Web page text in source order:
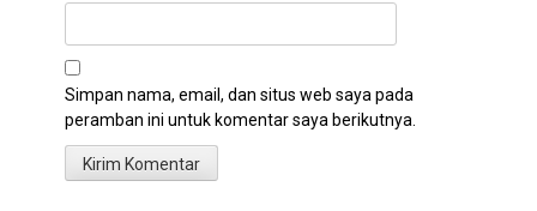
Simpan nama, email, dan situs web saya pada
peramban ini untuk komentar saya berikutnya.